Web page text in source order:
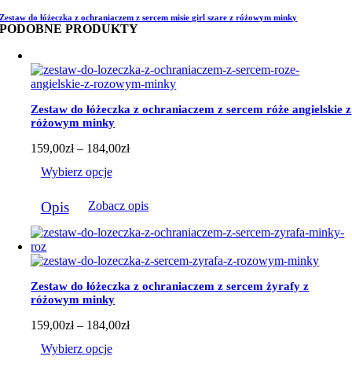
od
159,00zł
184,00zł
Zestaw do łóżeczka z ochraniaczem z sercem misie girl szare z różowym minky
PODOBNE PRODUKTY
Zestaw do łóżeczka z ochraniaczem z sercem róże angielskie z
różowym minky
159,00zł – 184,00złZakres
do
Wybierz opcje
produkt
ma
wiele
wariantów.
Opcje
można
wybrać
na
stronie
Opis Zobacz opis
Zestaw do łóżeczka z ochraniaczem z sercem żyrafy z
różowym minky
159,00zł – 184,00złZakres
Wybierz opcje